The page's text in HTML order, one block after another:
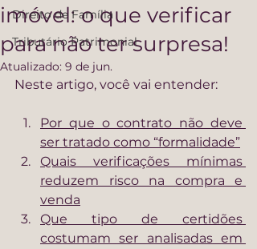
Direito de Família
Tributário Patrimonial
imóvel: o que verificar
para não ter surpresa!
Atualizado: 9 de jun.
Neste artigo, você vai entender:
Por que o contrato não deve
ser tratado como “formalidade”
Quais verificações mínimas
reduzem risco na compra e
venda
Que tipo de certidões
costumam ser analisadas em